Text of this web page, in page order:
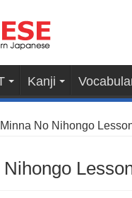
Kanji
Minna No Nihongo